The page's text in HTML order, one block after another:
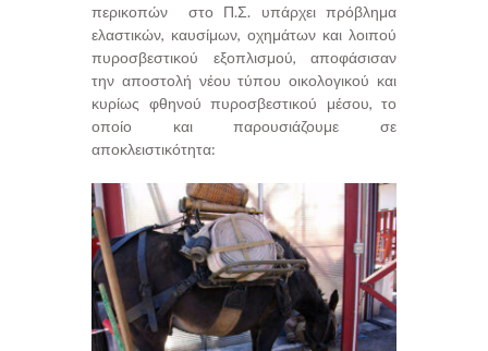
περικοπών στο Π.Σ. υπάρχει πρόβλημα
ελαστικών, καυσίμων, οχημάτων και λοιπού
πυροσβεστικού εξοπλισμού, αποφάσισαν
την αποστολή νέου τύπου οικολογικού και
κυρίως φθηνού πυροσβεστικού μέσου, το
οποίο και παρουσιάζουμε σε
αποκλειστικότητα: